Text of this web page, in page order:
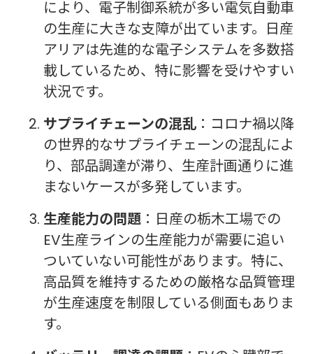
により、電子制御系統が多い電気自動車
の生産に大きな支障が出ています。日産
アリアは先進的な電子システムを多数搭
載しているため、特に影響を受けやすい
状況です。
サプライチェーンの混乱 ：コロナ禍以降
の世界的なサプライチェーンの混乱によ
り、部品調達が滞り、生産計画通りに進
まないケースが多発しています。
生産能力の問題 ：日産の栃木工場での
EV生産ラインの生産能力が需要に追い
ついていない可能性があります。特に、
高品質を維持するための厳格な品質管理
が生産速度を制限している側面もありま
す。